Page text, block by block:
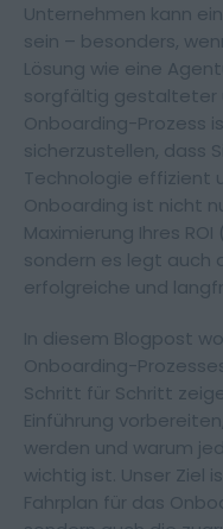
DeutschEnglish
Impressum Datenschutz
Unternehmen kann
sein – besonders,
Lösung wie eine
sorgfältig gestalteter
Onboarding-Prozess
sicherzustellen, dass
Technologie effizient
Onboarding ist nicht
Maximierung Ihres
sondern es legt auch
erfolgreiche und
In diesem Blogpost
Onboarding-
Schritt für Schritt
Einführung
werden und warum
wichtig ist. Unser Ziel
Fahrplan für das